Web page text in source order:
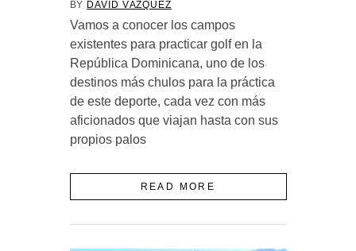
BY DAVID VÁZQUEZ
Vamos a conocer los campos
existentes para practicar golf en la
República Dominicana, uno de los
destinos más chulos para la práctica
de este deporte, cada vez con más
aficionados que viajan hasta con sus
propios palos
READ MORE